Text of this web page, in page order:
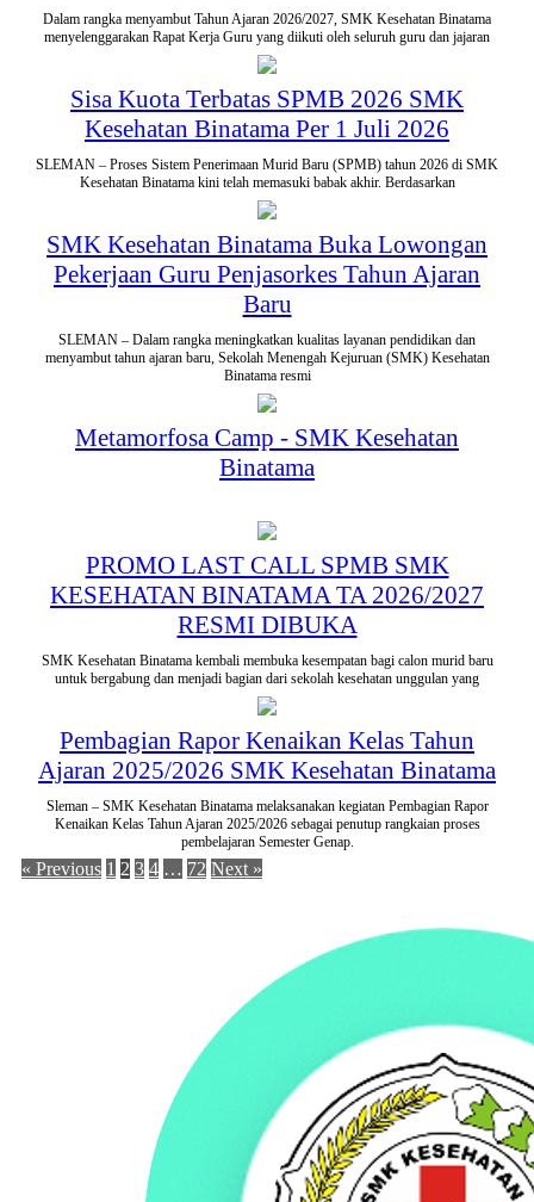
Dalam rangka menyambut Tahun Ajaran 2026/2027, SMK Kesehatan Binatama
menyelenggarakan Rapat Kerja Guru yang diikuti oleh seluruh guru dan jajaran
Sisa Kuota Terbatas SPMB 2026 SMK
Kesehatan Binatama Per 1 Juli 2026
SLEMAN – Proses Sistem Penerimaan Murid Baru (SPMB) tahun 2026 di SMK
Kesehatan Binatama kini telah memasuki babak akhir. Berdasarkan
SMK Kesehatan Binatama Buka Lowongan
Pekerjaan Guru Penjasorkes Tahun Ajaran
Baru
SLEMAN – Dalam rangka meningkatkan kualitas layanan pendidikan dan
menyambut tahun ajaran baru, Sekolah Menengah Kejuruan (SMK) Kesehatan
Binatama resmi
Metamorfosa Camp - SMK Kesehatan
Binatama
PROMO LAST CALL SPMB SMK
KESEHATAN BINATAMA TA 2026/2027
RESMI DIBUKA
SMK Kesehatan Binatama kembali membuka kesempatan bagi calon murid baru
untuk bergabung dan menjadi bagian dari sekolah kesehatan unggulan yang
Pembagian Rapor Kenaikan Kelas Tahun
Ajaran 2025/2026 SMK Kesehatan Binatama
Sleman – SMK Kesehatan Binatama melaksanakan kegiatan Pembagian Rapor
Kenaikan Kelas Tahun Ajaran 2025/2026 sebagai penutup rangkaian proses
pembelajaran Semester Genap.
« Previous 1 2 3 4 … 72 Next »